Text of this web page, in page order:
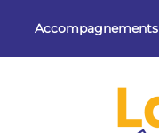
Accompagnements